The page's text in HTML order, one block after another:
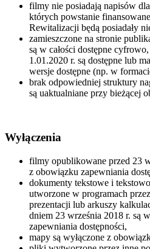
filmy nie posiadają napisów
których powstanie
Rewitalizacji będą posiadały
zamieszczone na stronie
są w całości dostępne
1.01.2020 r. są dostępne lub
wersje dostępne (np. w
brak odpowiedniej struktury
są uaktualniane przy bieżącej
Wyłączenia
filmy opublikowane przed 23
z obowiązku zapewniania
dokumenty tekstowe i
utworzone w programach
prezentacji lub arkuszy
dniem 23 września 2018 r. są
zapewniania dostępności,
mapy są wyłączone z